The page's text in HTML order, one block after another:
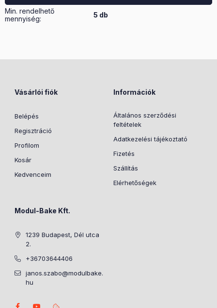
Min. rendelhető
mennyiség:
5 db
Vásárlói fiók
Belépés
Regisztráció
Profilom
Kosár
Kedvenceim
Információk
Általános szerződési
feltételek
Adatkezelési tájékoztató
Fizetés
Szállítás
Elérhetőségek
Modul-Bake Kft.
1239 Budapest, Dél utca
2.
+36703644406
janos.szabo@modulbake.
hu